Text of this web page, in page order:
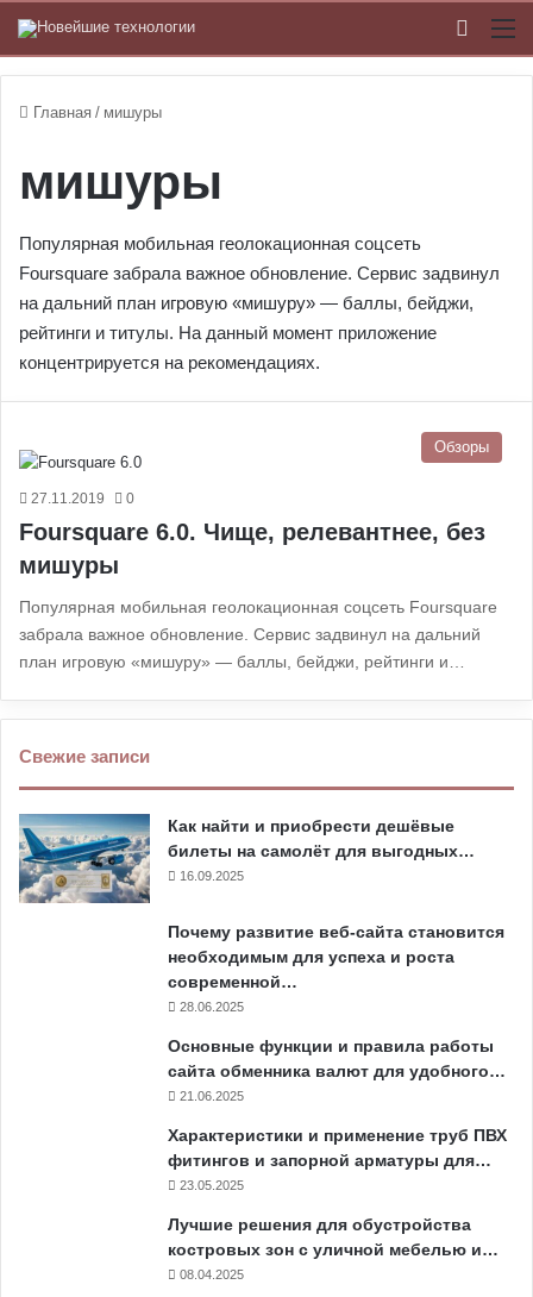
Главная / мишуры
мишуры
Популярная мобильная геолокационная соцсеть
Foursquare забрала важное обновление. Сервис задвинул
на дальний план игровую «мишуру» — баллы, бейджи,
рейтинги и титулы. На данный момент приложение
концентрируется на рекомендациях.
Обзоры
27.11.2019 0
Foursquare 6.0. Чище, релевантнее, без
мишуры
Популярная мобильная геолокационная соцсеть Foursquare
забрала важное обновление. Сервис задвинул на дальний
план игровую «мишуру» — баллы, бейджи, рейтинги и…
Свежие записи
Как найти и приобрести дешёвые
билеты на самолёт для выгодных…
16.09.2025
Почему развитие веб-сайта становится
необходимым для успеха и роста
современной…
28.06.2025
Основные функции и правила работы
сайта обменника валют для удобного…
21.06.2025
Характеристики и применение труб ПВХ
фитингов и запорной арматуры для…
23.05.2025
Лучшие решения для обустройства
костровых зон с уличной мебелью и…
08.04.2025